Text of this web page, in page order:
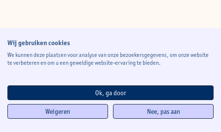
Wij gebruiken cookies
We kunnen deze plaatsen voor analyse van onze bezoekersgegevens, om onze website
te verbeteren en om u een geweldige website-ervaring te bieden.
Ok, ga door
Weigeren Nee, pas aan